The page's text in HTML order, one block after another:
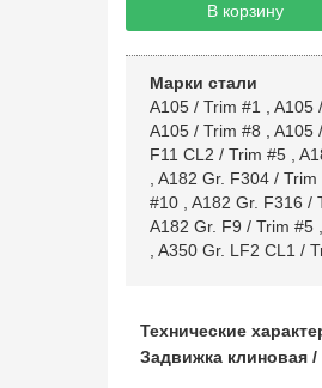
В корзину
Марки стали
A105 / Trim #1
A105
A105 / Trim #8
A105
F11 CL2 / Trim #5,
A182 Gr. F304 / Trim
#10, A182 Gr. F316 /
A182 Gr. F9 / Trim #5,
A350 Gr. LF2 CL1 /
Технические
Задвижка клиновая /